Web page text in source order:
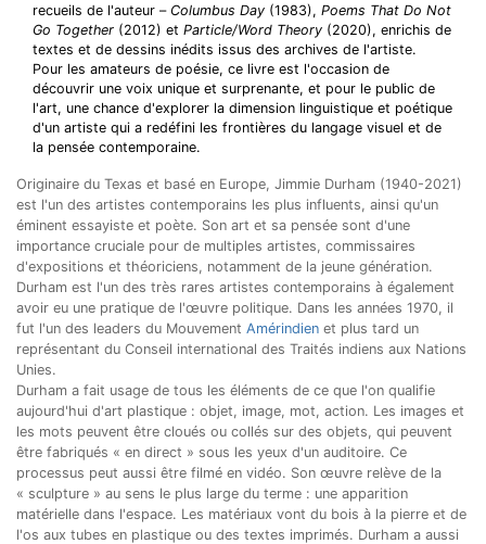
recueils de l'auteur – Columbus Day (1983), Poems That Do Not
Go Together (2012) et Particle/Word Theory (2020), enrichis de
textes et de dessins inédits issus des archives de l'artiste.
Pour les amateurs de poésie, ce livre est l'occasion de
découvrir une voix unique et surprenante, et pour le public de
l'art, une chance d'explorer la dimension linguistique et poétique
d'un artiste qui a redéfini les frontières du langage visuel et de
la pensée contemporaine.
Originaire du Texas et basé en Europe, Jimmie Durham (1940-2021)
est l'un des artistes contemporains les plus influents, ainsi qu'un
éminent essayiste et poète. Son art et sa pensée sont d'une
importance cruciale pour de multiples artistes, commissaires
d'expositions et théoriciens, notamment de la jeune génération.
Durham est l'un des très rares artistes contemporains à également
avoir eu une pratique de l'œuvre politique. Dans les années 1970, il
fut l'un des leaders du Mouvement Amérindien et plus tard un
représentant du Conseil international des Traités indiens aux Nations
Unies.
Durham a fait usage de tous les éléments de ce que l'on qualifie
aujourd'hui d'art plastique : objet, image, mot, action. Les images et
les mots peuvent être cloués ou collés sur des objets, qui peuvent
être fabriqués « en direct » sous les yeux d'un auditoire. Ce
processus peut aussi être filmé en vidéo. Son œuvre relève de la
« sculpture » au sens le plus large du terme : une apparition
matérielle dans l'espace. Les matériaux vont du bois à la pierre et de
l'os aux tubes en plastique ou des textes imprimés. Durham a aussi